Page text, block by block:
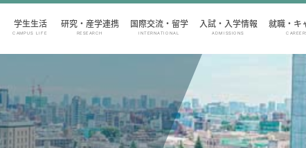
学生生活
CAMPUS LIFE
研究・産学連携
RESEARCH
国際交流・留学
INTERNATIONAL
入試・入学情報
ADMISSIONS
就職・キ